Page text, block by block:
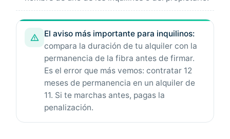
El aviso más importante para inquilinos:
compara la duración de tu alquiler con la
permanencia de la fibra antes de firmar.
Es el error que más vemos: contratar 12
meses de permanencia en un alquiler de
11. Si te marchas antes, pagas la
penalización.